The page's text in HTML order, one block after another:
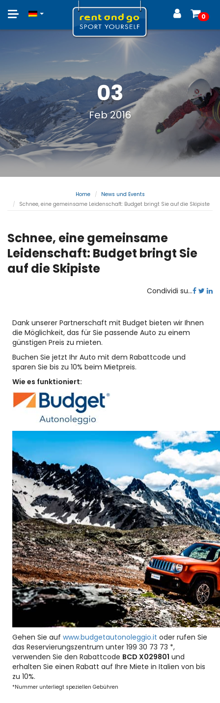
Toggle
0
03
Feb 2016
Home
News und Events
Schnee, eine gemeinsame Leidenschaft: Budget bringt Sie auf die Skipiste
Schnee, eine gemeinsame
Leidenschaft: Budget bringt Sie
auf die Skipiste
Condividi su...
Dank unserer Partnerschaft mit Budget bieten wir Ihnen
die Möglichkeit, das für Sie passende Auto zu einem
günstigen Preis zu mieten.
Buchen Sie jetzt Ihr Auto mit dem Rabattcode und
sparen Sie bis zu 10% beim Mietpreis.
Wie es funktioniert:
Gehen Sie auf www.budgetautonoleggio.it oder rufen Sie
das Reservierungszentrum unter 199 30 73 73 *,
verwenden Sie den Rabattcode BCD X029801 und
erhalten Sie einen Rabatt auf Ihre Miete in Italien von bis
zu 10%.
*Nummer unterliegt speziellen Gebühren